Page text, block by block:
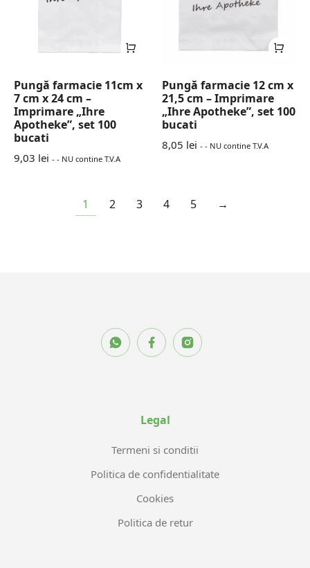
Pungă farmacie 11cm x
7 cm x 24 cm –
Imprimare „Ihre
Apotheke”, set 100
bucati
9,03 lei - - NU contine T.V.A
Pungă farmacie 12 cm x
21,5 cm – Imprimare
„Ihre Apotheke”, set 100
bucati
8,05 lei - - NU contine T.V.A
1 2 3 4 5 →
Legal
Termeni si conditii
Politica de confidentialitate
Cookies
Politica de retur